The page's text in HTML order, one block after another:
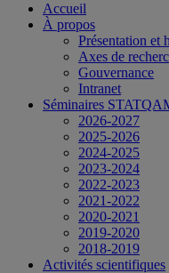
Accueil
À propos
Présentation et
Axes de
Gouvernance
Intranet
Séminaires
2026-2027
2025-2026
2024-2025
2023-2024
2022-2023
2021-2022
2020-2021
2019-2020
2018-2019
Activités scientifiques